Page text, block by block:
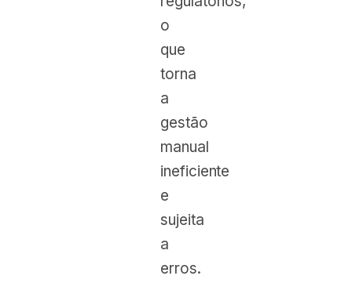
o
que
torna
a
gestão
manual
ineficiente
e
sujeita
a
erros.